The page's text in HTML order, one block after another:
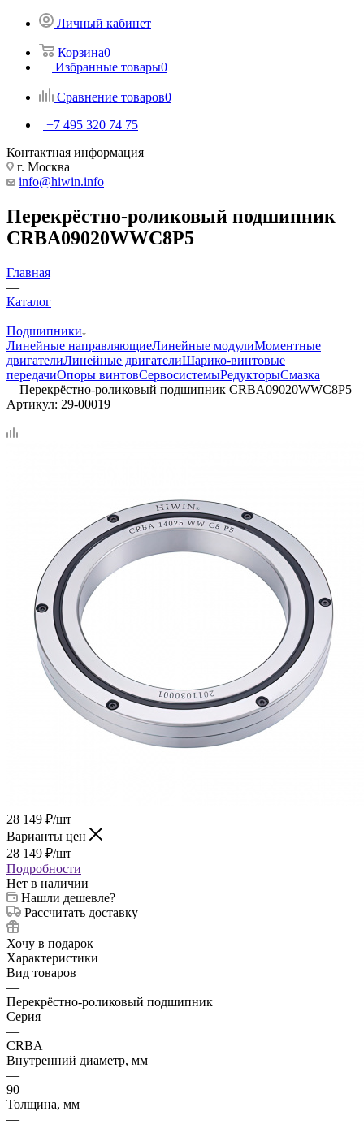
Личный кабинет
Корзина0
Избранные товары0
Сравнение товаров0
+7 495 320 74 75
Контактная информация
г. Москва
info@hiwin.info
Перекрёстно-роликовый подшипник
CRBA09020WWC8P5
Главная
—
Каталог
—
Подшипники
Линейные направляющиеЛинейные модулиМоментные
двигателиЛинейные двигателиШарико-винтовые
передачиОпоры винтовСервосистемыРедукторыСмазка
—Перекрёстно-роликовый подшипник CRBA09020WWC8P5
Артикул: 29-00019
28 149 ₽/шт
Варианты цен
28 149 ₽/шт
Подробности
Нет в наличии
Нашли дешевле?
Рассчитать доставку
Хочу в подарок
Характеристики
Вид товаров
—
Перекрёстно-роликовый подшипник
Серия
—
CRBA
Внутренний диаметр, мм
—
90
Толщина, мм
—